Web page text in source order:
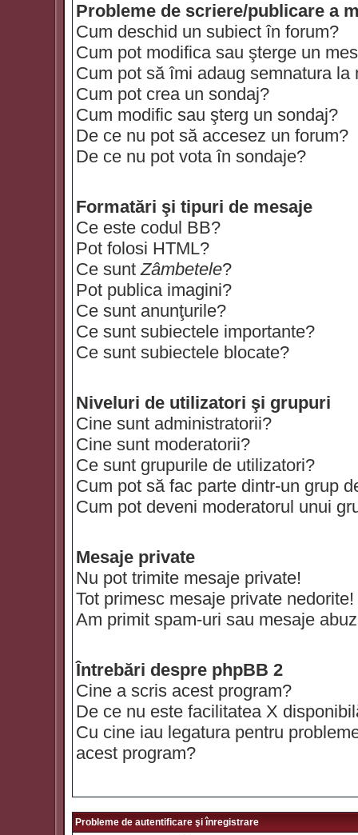
Probleme de scriere/publicare a
Cum deschid un subiect în forum?
Cum pot modifica sau şterge un
Cum pot să îmi adaug semnatura la
Cum pot crea un sondaj?
Cum modific sau şterg un sondaj?
De ce nu pot să accesez un forum?
De ce nu pot vota în sondaje?
Formatări şi tipuri de mesaje
Ce este codul BB?
Pot folosi HTML?
Ce suntZâmbetele?
Pot publica imagini?
Ce sunt anunţurile?
Ce sunt subiectele importante?
Ce sunt subiectele blocate?
Niveluri de utilizatori şi grupuri
Cine sunt administratorii?
Cine sunt moderatorii?
Ce sunt grupurile de utilizatori?
Cum pot să fac parte dintr-un grup
Cum pot deveni moderatorul unui
Mesaje private
Nu pot trimite mesaje private!
Tot primesc mesaje private nedorite!
Am primit spam-uri sau mesaje
Întrebări despre phpBB 2
Cine a scris acest program?
De ce nu este facilitatea X
Cu cine iau legatura pentru
acest program?
Probleme de autentificare şi înregistrare